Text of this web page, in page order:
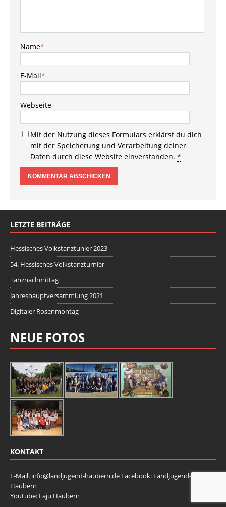
Name*
E-Mail*
Webseite
Mit der Nutzung dieses Formulars erklärst du dich
mit der Speicherung und Verarbeitung deiner
Daten durch diese Website einverstanden. *
LETZTE BEITRÄGE
Hessisches Volkstanztunier 2023
54. Hessisches Volkstanzturnier
Tanznachmittag
Jahreshauptversammlung 2021
Digitaler Rosenmontag
NEUE FOTOS
KONTAKT
E-Mail: info@landjugend-haubern.de Facebook: Landjugend-
Haubern
Youtube: Laju Haubern